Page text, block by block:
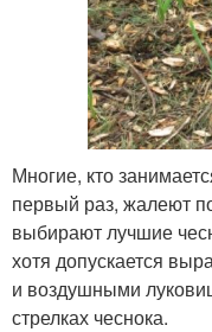
Многие, кто
первый раз, жалеют
выбирают лучшие
хотя допускается
и воздушными
стрелках чеснока.